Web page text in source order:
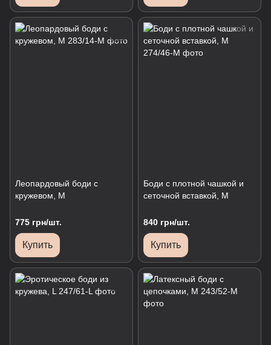
Леопардовый боди с
кружевом, М
775 грн/шт.
Купить
Боди с плотной чашкой и
сеточной вставкой, М
840 грн/шт.
Купить